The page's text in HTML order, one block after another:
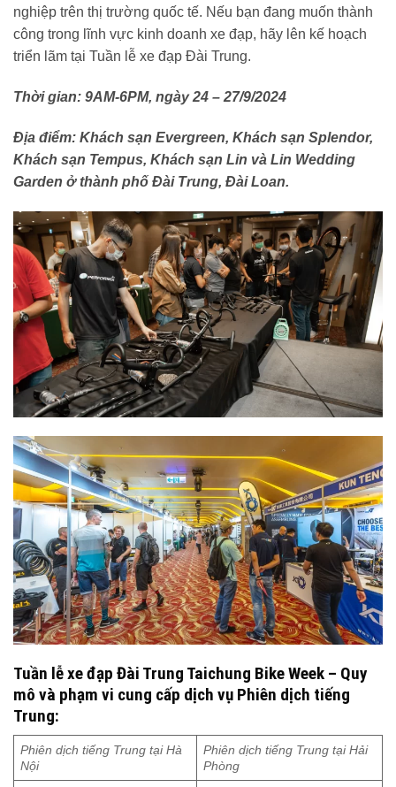
nghiệp trên thị trường quốc tế. Nếu bạn đang muốn thành
công trong lĩnh vực kinh doanh xe đạp, hãy lên kế hoạch
triển lãm tại Tuần lễ xe đạp Đài Trung.
Thời gian: 9AM-6PM, ngày 24 – 27/9/2024
Địa điểm: Khách sạn Evergreen, Khách sạn Splendor,
Khách sạn Tempus, Khách sạn Lin và Lin Wedding
Garden ở thành phố Đài Trung, Đài Loan.
Tuần lễ xe đạp Đài Trung Taichung Bike Week – Quy
mô và phạm vi cung cấp dịch vụ Phiên dịch tiếng
Trung:
Phiên dịch tiếng Trung tại Hà
Nội
Phiên dịch tiếng Trung tại Hải
Phòng